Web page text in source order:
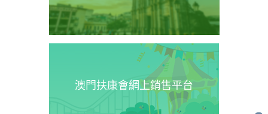
澳門扶康會網上銷售平台